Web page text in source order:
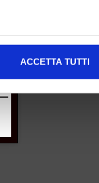
specifiche (impronte
ACCETTA TUTTI